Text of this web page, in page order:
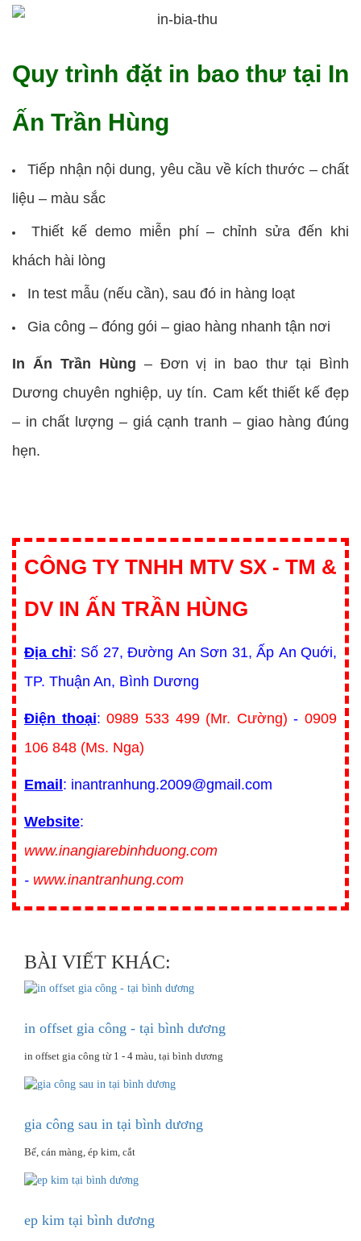
Quy trình đặt in bao thư tại In
Ấn Trần Hùng
Tiếp nhận nội dung, yêu cầu về kích thước – chất
liệu – màu sắc
Thiết kế demo miễn phí – chỉnh sửa đến khi
khách hài lòng
In test mẫu (nếu cần), sau đó in hàng loạt
Gia công – đóng gói – giao hàng nhanh tận nơi
In Ấn Trần Hùng – Đơn vị in bao thư tại Bình
Dương chuyên nghiệp, uy tín. Cam kết thiết kế đẹp
– in chất lượng – giá cạnh tranh – giao hàng đúng
hẹn.
CÔNG TY TNHH MTV SX - TM &
DV IN ẤN TRẦN HÙNG
Địa chỉ: Số 27, Đường An Sơn 31, Ấp An Quới,
TP. Thuận An, Bình Dương
Điện thoại:0989 533 499 (Mr. Cường) - 0909
106 848 (Ms. Nga)
Email : inantranhung.2009@gmail.com
Website:
www.inangiarebinhduong.com
- www.inantranhung.com
BÀI VIẾT KHÁC:
in offset gia công - tại bình dương
in offset gia công từ 1 - 4 màu, tại bình dương
gia công sau in tại bình dương
Bế, cán màng, ép kim, cắt
ep kim tại bình dương